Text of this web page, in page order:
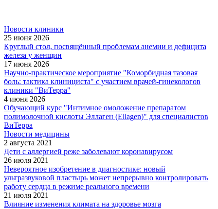
Новости клиники
25 июня 2026
Круглый стол, посвящённый проблемам анемии и дефицита
железа у женщин
17 июня 2026
Научно-практическое мероприятие "Коморбидная тазовая
боль: тактика клинициста" с участием врачей-гинекологов
клиники "ВиТерра"
4 июня 2026
Обучающий курс "Интимное омоложение препаратом
полимолочной кислоты Эллаген (Ellagen)" для специалистов
ВиТерра
Новости медицины
2 августа 2021
Дети с аллергией реже заболевают коронавирусом
26 июля 2021
Невероятное изобретение в диагностике: новый
ультразвуковой пластырь может непрерывно контролировать
работу сердца в режиме реального времени
21 июля 2021
Влияние изменения климата на здоровье мозга